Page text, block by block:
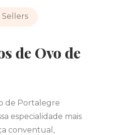
Sellers
de Ovo de
de Portalegre
especialidade mais
conventual,